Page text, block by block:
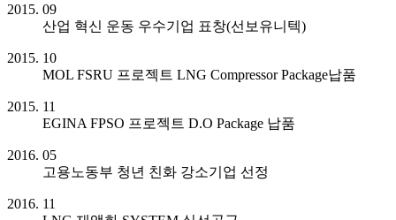
2015. 09
산업 혁신 운동 우수기업 표창(선보유니텍)
2015. 10
MOL FSRU 프로젝트 LNG Compressor Package납품
2015. 11
EGINA FPSO 프로젝트 D.O Package 납품
2016. 05
고용노동부 청년 친화 강소기업 선정
2016. 11